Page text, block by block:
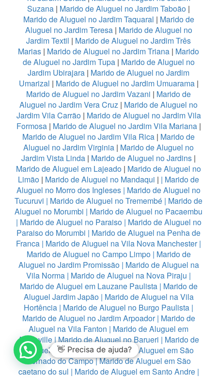
Suzana | Marido de Aluguel no Jardim Taboão |
Marido de Aluguel no Jardim Taquaral | Marido de
Aluguel no Jardim Teresa| Marido de Aluguel no
Jardim Textil | Marido de Aluguel no Jardim Três
Marias | Marido de Aluguel no Jardim Triana | Marido
de Aluguel no Jardim Tupa| Marido de Aluguel no
Jardim Ubirajara | Marido de Aluguel no Jardim
Umarizal | Marido de Aluguel no Jardim Umuarama|
Marido de Aluguel no Jardim Vazani | Marido de
Aluguel no Jardim Vera Cruz | Marido de Aluguel no
Jardim Vila Carrão| Marido de Aluguel no Jardim Vila
Formosa| Marido de Aluguel no Jardim Vila Mariana|
Marido de Aluguel no Jardim Vila Rica | Marido de
Aluguel no Jardim Virginia | Marido de Aluguel no
Jardim Vista Linda | Marido de Aluguel no Jardins |
Marido de Aluguel em Lajeado | Marido de Aluguel no
Limão | Marido de Aluguel no Mandaqui | | Marido de
Aluguel no Morro dos Ingleses | Marido de Aluguel no
Tucuruvi | Marido de Aluguel no Tremembé | Marido de
Aluguel no Morumbi | Marido de Aluguel no Pacaembu
| Marido de Aluguel no Paraiso| Marido de Aluguel no
Paraiso do Morumbi | Marido de Aluguel na Penha de
Franca | Marido de Aluguel na Vila Nova Manchester|
Marido de Aluguel no Campo Limpo| Marido de
Aluguel no Jardim Promissão| Marido de Aluguel na
Vila Norma | Marido de Aluguel na Nova Piraju |
Marido de Aluguel em Lauzane Paulista| Marido de
Aluguel Jardim Japão| Marido de Aluguel na Vila
Hortência | Marido de Aluguel no Burgo Paulista |
Marido de Aluguel no Jardim Arpoador| Marido de
Aluguel na Vila Fanton | Marido de Aluguel em
Alphaville|Marido de Aluguel no Barueri | Marido de
Aluguel em Diadema |Marido de Aluguel em São
Bernado do Campo|Marido de Aluguel em São
caetano do sul | Marido de Aluguel em Santo Andre|
👋 Precisa de ajuda?